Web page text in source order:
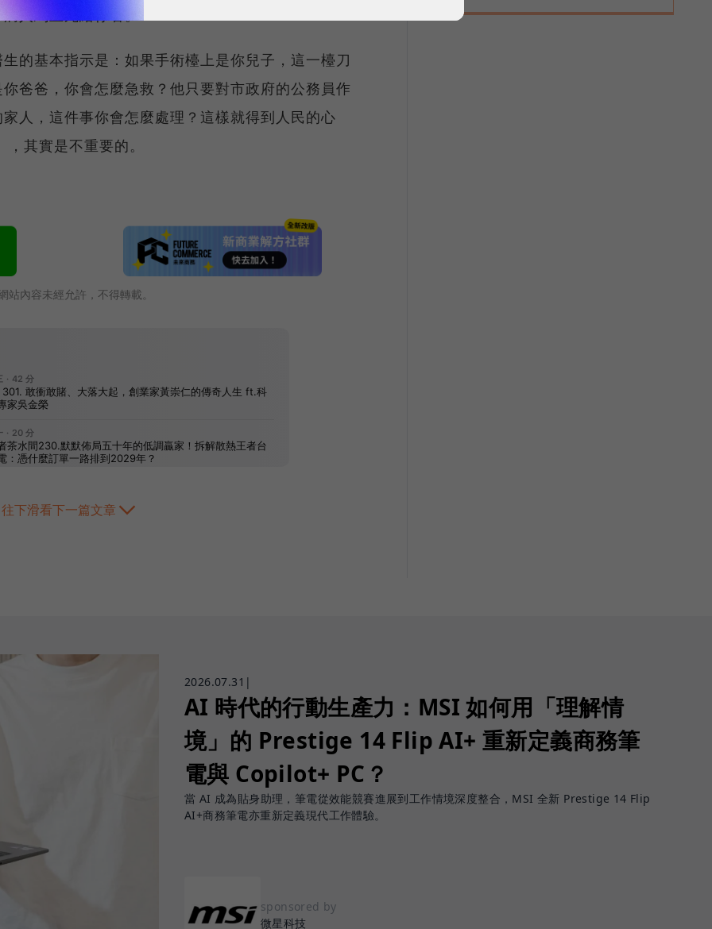
人馬上死給你看。
的基本指示是：如果手術檯上是你兒子，這一檯刀
爸爸，你會怎麼急救？他只要對市政府的公務員作
人，這件事你會怎麼處理？這樣就得到人民的心
其實是不重要的。
站內容未經允許，不得轉載。
往下滑看下一篇文章
2026.07.31 |
AI 時代的行動生產力：MSI 如何用「理解情
境」的 Prestige 14 Flip AI+ 重新定義商務筆
電與 Copilot+ PC？
當 AI 成為貼身助理，筆電從效能競賽進展到工作情境深度整合，MSI 全新 Prestige 14 Flip
AI+商務筆電亦重新定義現代工作體驗。
sponsored by
微星科技